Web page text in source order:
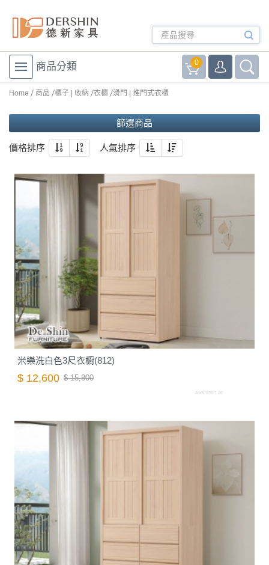
商品分類 0
Home 商品 櫃子 | 收納 衣櫃 滑門 | 推門式衣櫃
篩選商品
價格排序 人氣排序
米樂洗白色3尺衣櫥(812)
$ 12,600 $ 15,800
A007.536-1.26